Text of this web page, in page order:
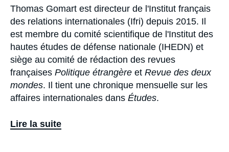
Biographie
Thomas Gomart est directeur de l'Institut français
des relations internationales (Ifri) depuis 2015. Il
est membre du comité scientifique de l'Institut des
hautes études de défense nationale (IHEDN) et
siège au comité de rédaction des revues
françaises Politique étrangère et Revue des deux
mondes. Il tient une chronique mensuelle sur les
affaires internationales dans Études.
Ses travaux actuels portent sur la Russie, les
Lire la suite